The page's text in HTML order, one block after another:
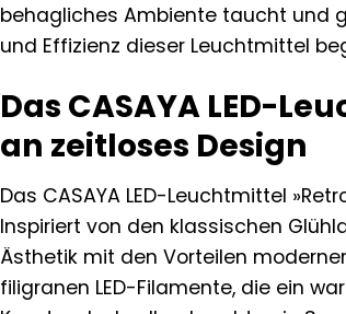
behagliches Ambiente taucht und
und Effizienz dieser Leuchtmittel
Das CASAYA LED-
an zeitloses Design
Das CASAYA LED-Leuchtmittel
Inspiriert von den klassischen
Ästhetik mit den Vorteilen
filigranen LED-Filamente, die ein